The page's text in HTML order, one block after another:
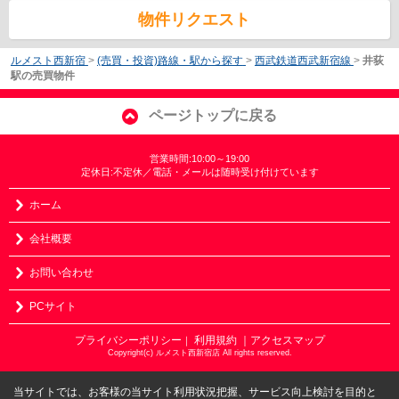
物件リクエスト
ルメスト西新宿 > (売買・投資)路線・駅から探す > 西武鉄道西武新宿線 > 井荻
駅の売買物件
ページトップに戻る
営業時間:10:00～19:00
定休日:不定休／電話・メールは随時受け付けています
ホーム
会社概要
お問い合わせ
PCサイト
プライバシーポリシー 利用規約 ｜アクセスマップ
Copyright(c) ルメスト西新宿店 All rights reserved.
当サイトでは、お客様の当サイト利用状況把握、サービス向上検討を目的と